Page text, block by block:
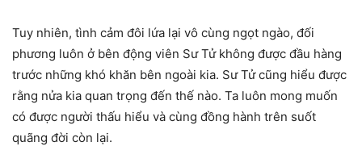
Tuy nhiên, tình cảm đôi lứa lại vô cùng ngọt ngào, đối
phương luôn ở bên động viên Sư Tử không được đầu hàng
trước những khó khăn bên ngoài kia. Sư Tử cũng hiểu được
rằng nửa kia quan trọng đến thế nào. Ta luôn mong muốn
có được người thấu hiểu và cùng đồng hành trên suốt
quãng đời còn lại.